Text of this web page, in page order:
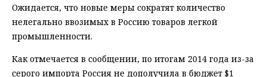
Ожидается, что новые меры сократят количество
нелегально ввозимых в Россию товаров легкой
промышленности.
Как отмечается в сообщении, по итогам 2014 года из-за
серого импорта Россия не дополучила в бюджет $1